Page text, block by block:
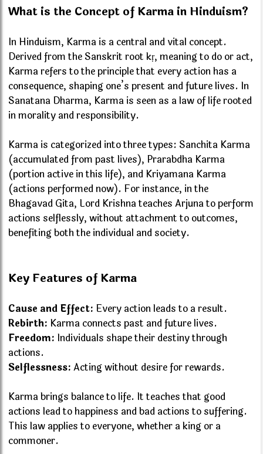
What is the Concept of Karma in Hinduism?
In Hinduism, Karma is a central and vital concept.
Derived from the Sanskrit root kṛ, meaning to do or act,
Karma refers to the principle that every action has a
consequence, shaping one’s present and future lives. In
Sanatana Dharma, Karma is seen as a law of life rooted
in morality and responsibility.
Karma is categorized into three types: Sanchita Karma
(accumulated from past lives), Prarabdha Karma
(portion active in this life), and Kriyamana Karma
(actions performed now). For instance, in the
Bhagavad Gita, Lord Krishna teaches Arjuna to perform
actions selflessly, without attachment to outcomes,
benefiting both the individual and society.
Key Features of Karma
Cause and Effect: Every action leads to a result.
Rebirth: Karma connects past and future lives.
Freedom: Individuals shape their destiny through
actions.
Selflessness:Acting without desire for rewards.
Karma brings balance to life. It teaches that good
actions lead to happiness and bad actions to suffering.
This law applies to everyone, whether a king or a
commoner.